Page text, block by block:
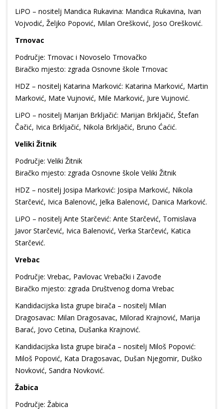
LiPO – nositelj Mandica Rukavina: Mandica Rukavina, Ivan
Vojvodić, Željko Popović, Milan Orešković, Joso Orešković.
Trnovac
Područje: Trnovac i Novoselo Trnovačko
Biračko mjesto: zgrada Osnovne škole Trnovac
HDZ – nositelj Katarina Marković: Katarina Marković, Martin
Marković, Mate Vujnović, Mile Marković, Jure Vujnović.
LiPO – nositelj Marijan Brkljačić: Marijan Brkljačić, Štefan
Čačić, Ivica Brkljačić, Nikola Brkljačić, Bruno Ćaćić.
Veliki Žitnik
Područje: Veliki Žitnik
Biračko mjesto: zgrada Osnovne škole Veliki Žitnik
HDZ – nositelj Josipa Marković: Josipa Marković, Nikola
Starčević, Ivica Balenović, Jelka Balenović, Danica Marković.
LiPO – nositelj Ante Starčević: Ante Starčević, Tomislava
Javor Starčević, Ivica Balenović, Verka Starčević, Katica
Starčević.
Vrebac
Područje: Vrebac, Pavlovac Vrebački i Zavođe
Biračko mjesto: zgrada Društvenog doma Vrebac
Kandidacijska lista grupe birača – nositelj Milan
Dragosavac: Milan Dragosavac, Milorad Krajnović, Marija
Barać, Jovo Cetina, Dušanka Krajnović.
Kandidacijska lista grupe birača – nositelj Miloš Popović:
Miloš Popović, Kata Dragosavac, Dušan Njegomir, Duško
Novković, Sandra Novković.
Žabica
Područje: Žabica